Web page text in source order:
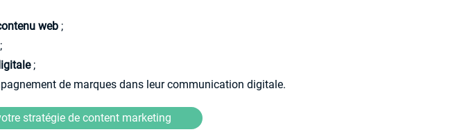
web ;
;
de marques dans leur communication digitale.
stratégie de content marketing